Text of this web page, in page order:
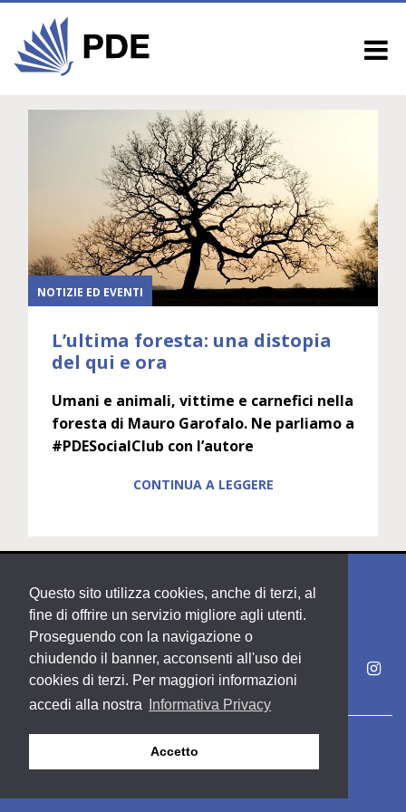
Questo sito utilizza cookies, anche di terzi, al
fine di offrire un servizio migliore agli utenti.
Proseguendo con la navigazione o
chiudendo il banner, acconsenti all'uso dei
cookies di terzi. Per maggiori informazioni
accedi alla nostra
Informativa Privacy
Accetto
NOTIZIE ED EVENTI
L’ultima foresta: una distopia
del qui e ora
Umani e animali, vittime e carnefici nella
foresta di Mauro Garofalo. Ne parliamo a
#PDESocialClub con l’autore
CONTINUA A LEGGERE
Copyright PDE srl società del Gruppo Feltrinelli S. p. A.